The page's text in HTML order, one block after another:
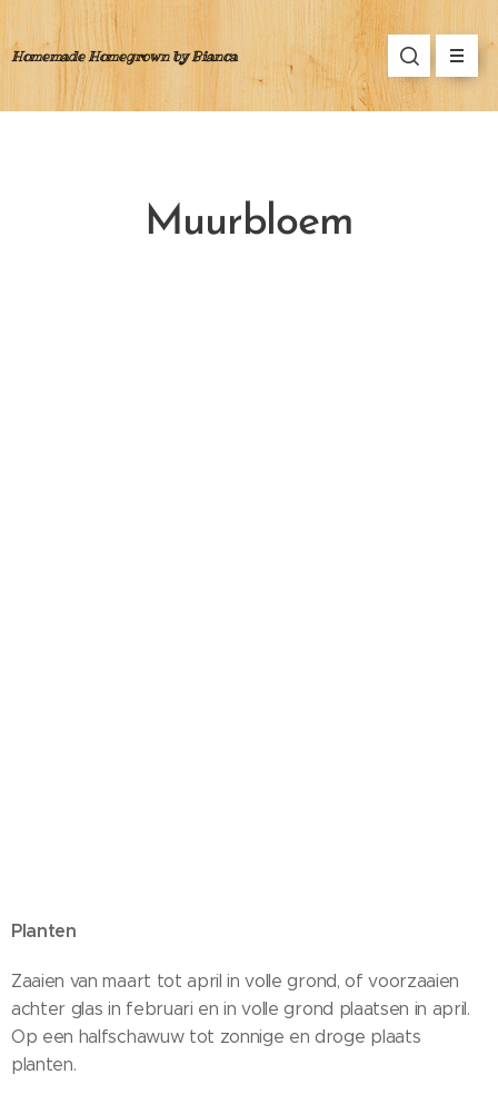
Homemade Homegrown by Bianca
Muurbloem
Planten
Zaaien van maart tot april in volle grond, of voorzaaien
achter glas in februari en in volle grond plaatsen in april.
Op een halfschawuw tot zonnige en droge plaats
planten.